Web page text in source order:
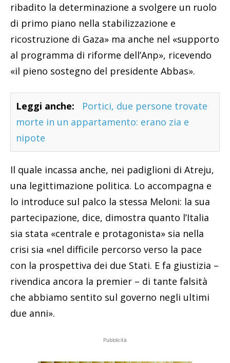
ribadito la determinazione a svolgere un ruolo
di primo piano nella stabilizzazione e
ricostruzione di Gaza» ma anche nel «supporto
al programma di riforme dell’Anp», ricevendo
«il pieno sostegno del presidente Abbas».
Leggi anche:
Portici, due persone trovate
morte in un appartamento: erano zia e
nipote
Il quale incassa anche, nei padiglioni di Atreju,
una legittimazione politica. Lo accompagna e
lo introduce sul palco la stessa Meloni: la sua
partecipazione, dice, dimostra quanto l’Italia
sia stata «centrale e protagonista» sia nella
crisi sia «nel difficile percorso verso la pace
con la prospettiva dei due Stati. E fa giustizia –
rivendica ancora la premier – di tante falsità
che abbiamo sentito sul governo negli ultimi
due anni».
Pubblicità